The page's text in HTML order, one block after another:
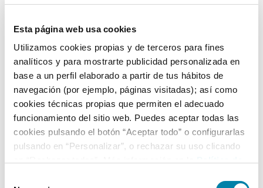
Esta página web usa cookies
Utilizamos cookies propias y de terceros para fines
analíticos y para mostrarte publicidad personalizada en
base a un perfil elaborado a partir de tus hábitos de
navegación (por ejemplo, páginas visitadas); así como
cookies técnicas propias que permiten el adecuado
funcionamiento del sitio web. Puedes aceptar todas las
cookies pulsando el botón “Aceptar todo” o configurarlas
pulsando en “Personalizar”, o rechazar su uso clicando
Faros LED
Luces traseras LED
+ Ver todos
Ficha técnica